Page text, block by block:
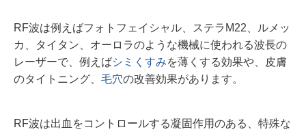
RF波は例えばフォトフェイシャル、ステラM22、ルメッ
カ、タイタン、オーロラのような機械に使われる波長の
レーザーで、例えばシミくすみを薄くする効果や、皮膚
のタイトニング、 毛穴の改善効果があります。
RF波は出血をコントロールする凝固作用のある、特殊な